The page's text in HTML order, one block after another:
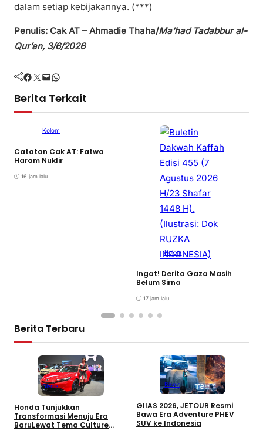
dalam setiap kebijakannya. (***)
Penulis: Cak AT – Ahmadie Thaha/Ma’had Tadabbur al-
Qur’an, 3/6/2026
Facebook Twitter Mail WhatsApp
Berita Terkait
Kolom
Catatan Cak AT: Fatwa
Haram Nuklir
16 jam lalu
Kolom
Ingat! Derita Gaza Masih
Belum Sirna
17 jam lalu
Berita Terbaru
Bisnis
Honda Tunjukkan
Transformasi Menuju Era
BaruLewat Tema Culture
Bisnis
GIIAS 2026, JETOUR Resmi
Bawa Era Adventure PHEV
SUV ke Indonesia